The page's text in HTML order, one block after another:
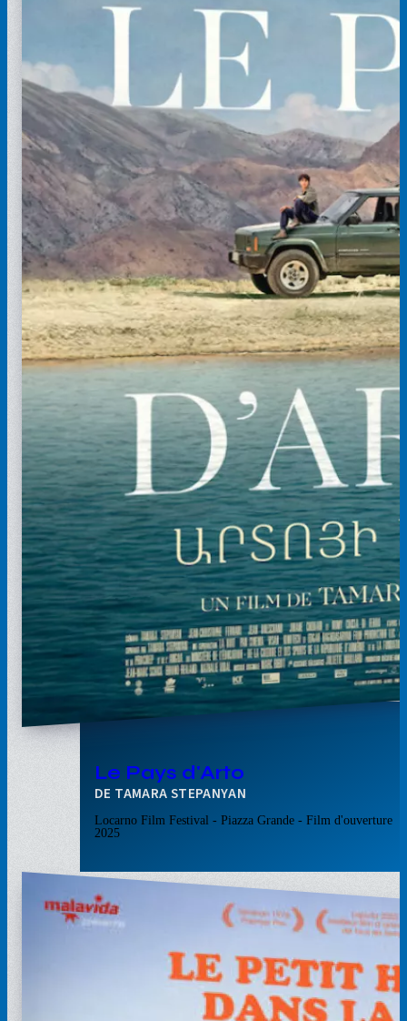
Le Pays d'Arto
TAMARA STEPANYAN
Locarno Film Festival - Piazza Grande - Film d'ouverture
2025